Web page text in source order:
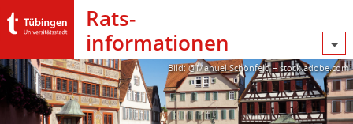
Rats­
informationen
Bild: @Manuel Schönfeld – stock.adobe.com